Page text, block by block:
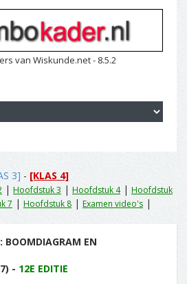
van Wiskunde.net - 8.5.2
3] - [KLAS 4]
| Hoofdstuk 3 | Hoofdstuk 4| Hoofdstuk
7 | Hoofdstuk 8 | Examen video's |
BOOMDIAGRAM EN
- 12E EDITIE